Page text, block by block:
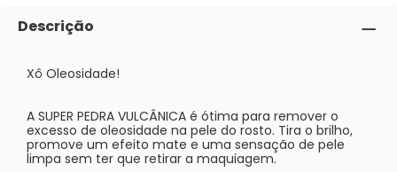
Descrição
Xô Oleosidade!
A SUPER PEDRA VULCÂNICA é ótima para remover o
excesso de oleosidade na pele do rosto. Tira o brilho,
promove um efeito mate e uma sensação de pele
limpa sem ter que retirar a maquiagem.